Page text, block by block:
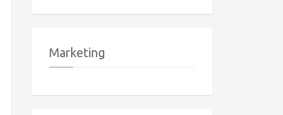
Marketing